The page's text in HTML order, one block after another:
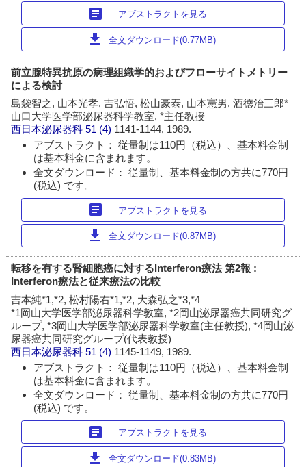
article アブストラクトを見る
download 全文ダウンロード(0.77MB)
前立腺特異抗原の病理組織学的およびフローサイトメトリー
による検討
島袋智之, 山本光孝, 吉弘悟, 松山豪泰, 山本憲男, 酒徳治三郎*
山口大学医学部泌尿器科学教室, *主任教授
西日本泌尿器科 51 (4) 1141-1144, 1989.
アブストラクト： 従量制は110円（税込）、基本料金制
は基本料金に含まれます。
全文ダウンロード： 従量制、基本料金制の方共に770円
(税込) です。
article アブストラクトを見る
download 全文ダウンロード(0.87MB)
転移を有する腎細胞癌に対するInterferon療法 第2報 :
Interferon療法と従来療法の比較
吉本純*1,*2, 松村陽右*1,*2, 大森弘之*3,*4
*1岡山大学医学部泌尿器科学教室, *2岡山泌尿器癌共同研究グ
ループ, *3岡山大学医学部泌尿器科学教室(主任教授), *4岡山泌
尿器癌共同研究グループ(代表教授)
西日本泌尿器科 51 (4) 1145-1149, 1989.
アブストラクト： 従量制は110円（税込）、基本料金制
は基本料金に含まれます。
全文ダウンロード： 従量制、基本料金制の方共に770円
(税込) です。
article アブストラクトを見る
download 全文ダウンロード(0.83MB)